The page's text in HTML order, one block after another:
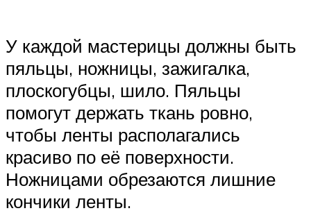
У каждой мастерицы должны быть
пяльцы, ножницы, зажигалка,
плоскогубцы, шило. Пяльцы
помогут держать ткань ровно,
чтобы ленты располагались
красиво по её поверхности.
Ножницами обрезаются лишние
кончики ленты.